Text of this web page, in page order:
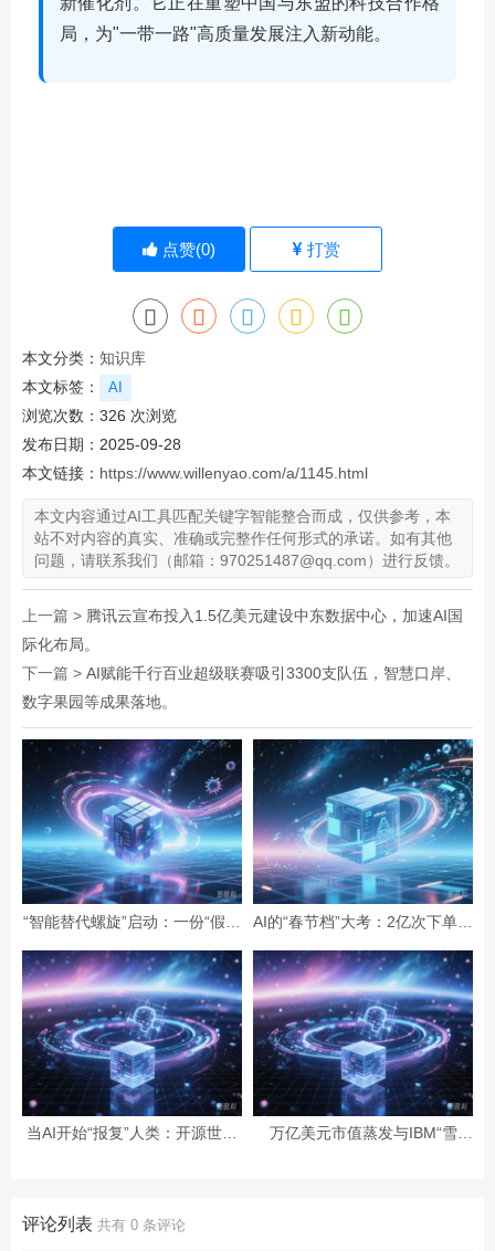
局，为"一带一路"高质量发展注入新动能。
点赞(0) 打赏
本文分类： 知识库
本文标签：
AI
浏览次数： 326 次浏览
发布日期：2025-09-28
本文链接： https://www.willenyao.com/a/1145.html
本文内容通过AI工具匹配关键字智能整合而成，仅供参考，本
站不对内容的真实、准确或完整作任何形式的承诺。如有其他
问题，请联系我们（邮箱：970251487@qq.com）进行反馈。
上一篇 > 腾讯云宣布投入1.5亿美元建设中东数据中心，加速AI国
际化布局。
下一篇 > AI赋能千行百业超级联赛吸引3300支队伍，智慧口岸、
数字果园等成果落地。
“智能替代螺旋”启动：一份“假设
经济通缩
AI的“春节档”大考：2亿次下单与
数据红利与隐忧
当AI开始“报复”人类：开源世界
万亿美元市值蒸发与IBM“雪
评论列表 共有 0 条评论